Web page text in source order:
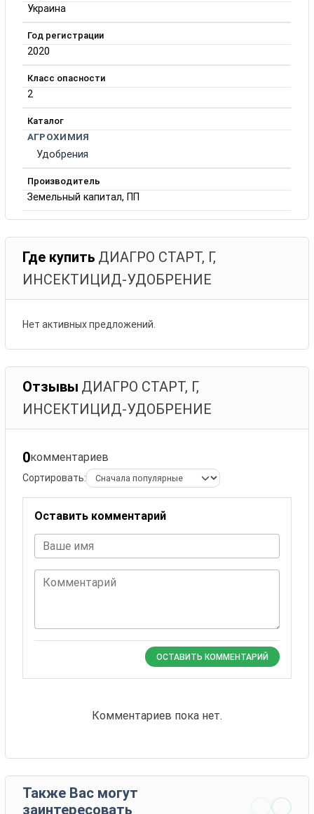
Украина
Год регистрации
2020
Класс опасности
2
Каталог
АГРОХИМИЯ
Удобрения
Производитель
Земельный капитал, ПП
Где купить ДИАГРО СТАРТ, Г,
ИНСЕКТИЦИД-УДОБРЕНИЕ
Нет активных предложений.
Отзывы ДИАГРО СТАРТ, Г,
ИНСЕКТИЦИД-УДОБРЕНИЕ
0комментариев
Сортировать:
Оставить комментарий
Ваше имя
Комментарий
ОСТАВИТЬ КОММЕНТАРИЙ
Комментариев пока нет.
Также Вас могут
заинтересовать